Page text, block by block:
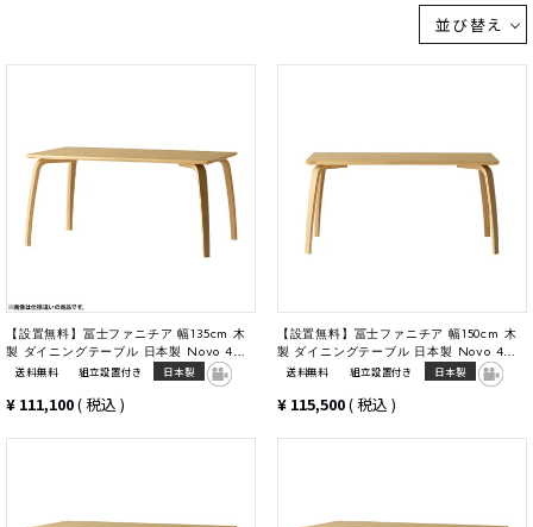
並び替え
【設置無料】冨士ファニチア 幅135cm 木
製 ダイニングテーブル 日本製 Novo 4人
掛け 天然木 オーク材 四人用テーブル 食卓
送料無料 組立設置付き 日本製
¥ 111,100 税込
【設置無料】冨士ファニチア 幅150cm 木
製 ダイニングテーブル 日本製 Novo 4人
掛け 天然木 オーク材 四人用テーブル 食卓
送料無料 組立設置付き 日本製
¥ 115,500 税込